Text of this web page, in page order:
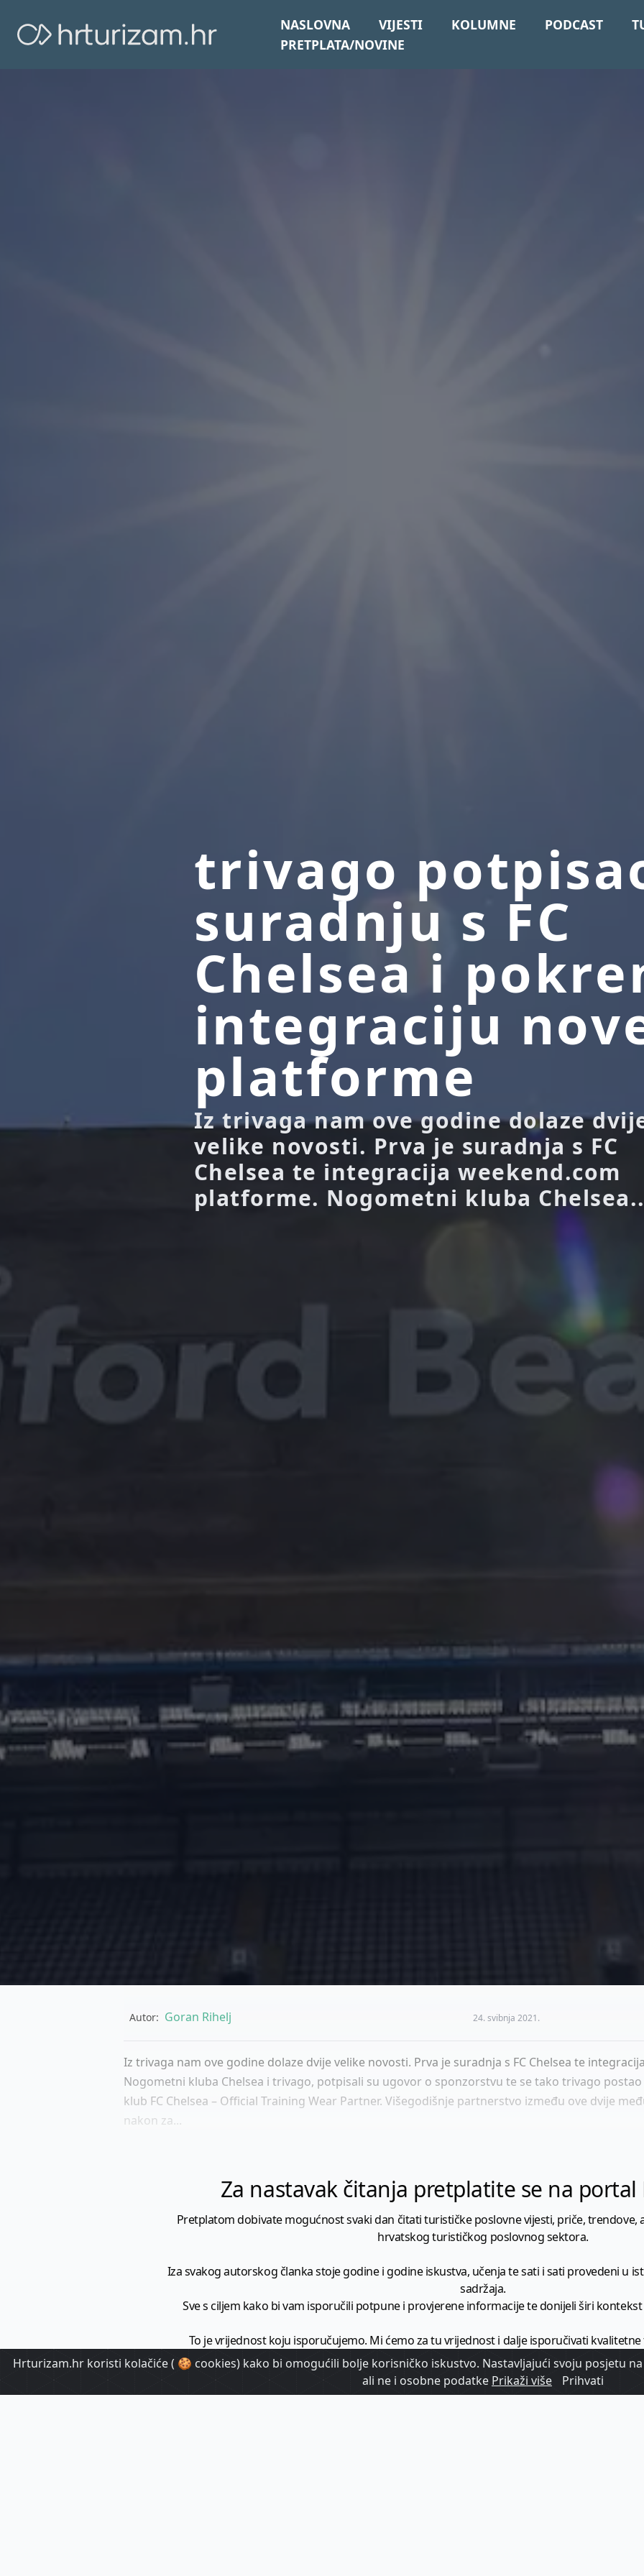
NASLOVNA VIJESTI KOLUMNE PODCAST
PRETPLATA/NOVINE
trivago
suradnju s FC
Chelsea i
integraciju
platforme
Iz trivaga nam ove godine dolaze
velike novosti. Prva je suradnja s FC
Chelsea te integracija weekend.com
platforme. Nogometni kluba
Autor: Goran Rihelj 24. svibnja 2021.
Iz trivaga nam ove godine dolaze dvije velike novosti. Prva je suradnja s FC Chelsea te
Nogometni kluba Chelsea i trivago, potpisali su ugovor o sponzorstvu te se tako trivago
klub FC Chelsea – Official Training Wear Partner. Višegodišnje partnerstvo između ove dvije
nakon za...
Za nastavak čitanja pretplatite se na
Pretplatom dobivate mogućnost svaki dan čitati turističke poslovne vijesti, priče, trendove,
hrvatskog turističkog poslovnog sektora.
Iza svakog autorskog članka stoje godine i godine iskustva, učenja te sati i sati provedeni u
sadržaja.
Sve s ciljem kako bi vam isporučili potpune i provjerene informacije te donijeli širi
To je vrijednost koju isporučujemo. Mi ćemo za tu vrijednost i dalje isporučivati
minimalno1728 članaka godišnje
HrTurizam - vaš izvor informacija iz poslovnog svijeta hrvatskog
Hrturizam.hr koristi kolačiće ( 🍪 cookies) kako bi omogućili bolje korisničko iskustvo. Nastavljajući svoju posjetu
ali ne i osobne podatke Prikaži više Prihvati